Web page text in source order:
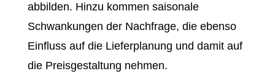
abbilden. Hinzu kommen saisonale
Schwankungen der Nachfrage, die ebenso
Einfluss auf die Lieferplanung und damit auf
die Preisgestaltung nehmen.